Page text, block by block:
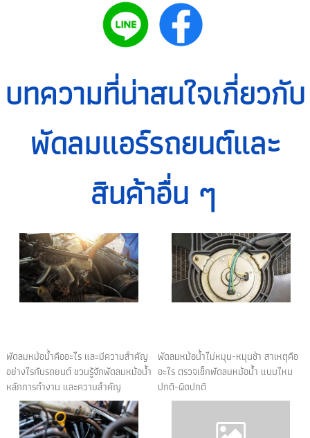
บทความที่น่าสนใจเกี่ยวกับ
พัดลมแอร์รถยนต์และ
สินค้าอื่น ๆ
พัดลมหม้อน้ำคืออะไร และมีความสำคัญ
อย่างไรกับรถยนต์ ชวนรู้จักพัดลมหม้อน้ำ
หลักการทำงาน และความสำคัญ
พัดลมหม้อน้ำไม่หมุน-หมุนช้า สาเหตุคือ
อะไร ตรวจเช็กพัดลมหม้อน้ำ แบบไหน
ปกติ-ผิดปกติ